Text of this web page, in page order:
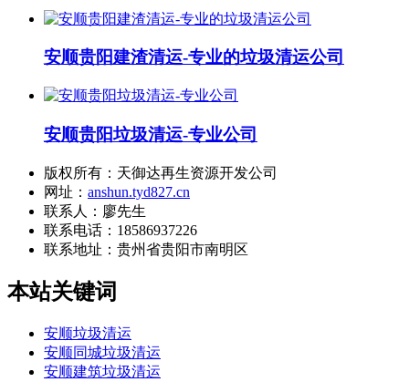
安顺贵阳建渣清运-专业的垃圾清运公司
安顺贵阳垃圾清运-专业公司
版权所有：天御达再生资源开发公司
网址： anshun.tyd827.cn
联系人：廖先生
联系电话：18586937226
联系地址： 贵州省贵阳市南明区
本站关键词
安顺垃圾清运
安顺同城垃圾清运
安顺建筑垃圾清运